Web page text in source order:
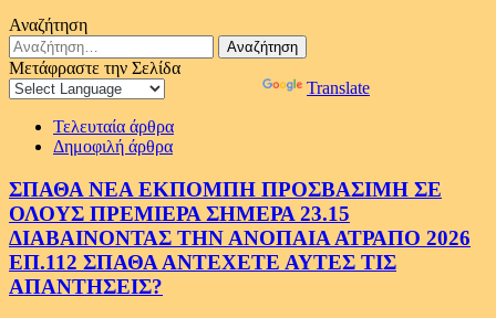
Αναζήτηση
Αναζήτηση
για:
Μετάφραστε την Σελίδα
Translate
Τελευταία άρθρα
Δημοφιλή άρθρα
ΣΠΑΘΑ ΝΕΑ ΕΚΠΟΜΠΗ ΠΡΟΣΒΑΣΙΜΗ ΣΕ
ΟΛΟΥΣ ΠΡΕΜΙΕΡΑ ΣΗΜΕΡΑ 23.15
ΔΙΑΒΑΙΝΟΝΤΑΣ ΤΗΝ ΑΝΟΠΑΙΑ ΑΤΡΑΠΟ 2026
ΕΠ.112 ΣΠΑΘΑ ΑΝΤΕΧΕΤΕ ΑΥΤΕΣ ΤΙΣ
ΑΠΑΝΤΗΣΕΙΣ?